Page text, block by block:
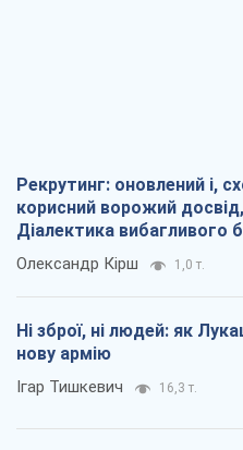
Рекрутинг: оновлений і,
корисний ворожий
Діалектика вибагливого
Олександр Кірш 1,0 т.
Ні зброї, ні людей: як
нову армію
Ігар Тишкевич 16,3 т.